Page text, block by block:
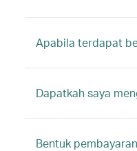
Apabila terdapat
Dapatkah saya
Bentuk